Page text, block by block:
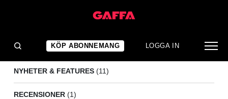
KÖP ABONNEMANG LOGGA IN
NYHETER & FEATURES (11)
RECENSIONER (1)